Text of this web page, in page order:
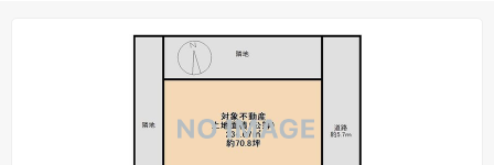
※建築条件土地の情報内に掲載されている、建物プラン例は、土地購入者の設計プランの参考
の一例であって、プランの採用可否は任意です。
※土地（建築条件なし）で「建物プラン例」が表記してある時、そのプラン例は特定の建築請
負会社によるもので、当該建築請負会社以外で建てた場合、同様のものが同価格で建てられる
※建築条件付き土地とは、その土地に建築する建物の建築請負契約が、一定期間内に成立する
ことを条件として売買される土地のことをいいます。建築請負契約成立に向けて設計プランを
協議するため、土地購入者が自己の希望する建物の設計協議をするために必要な相当の期間の